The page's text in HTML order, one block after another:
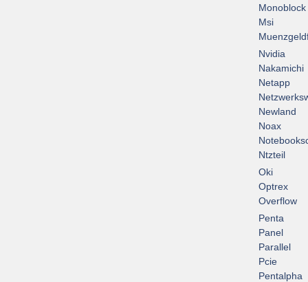
Monoblock
Msi
Nvidia
Nakamichi
Netapp
Newland
Noax
Ntzteil
Oki
Optrex
Overflow
Penta
Panel
Parallel
Pcie
Pentalpha